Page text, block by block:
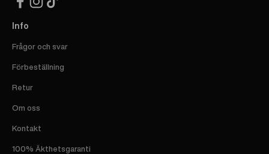
Info
Frågor och svar
Förbeställning
Retur
Om oss
Kontakt
100% Äkthetsgaranti